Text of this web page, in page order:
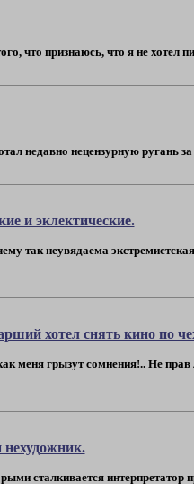
что признаюсь, что я не хотел
недавно нецензурную ругань
и эклектические.
так неувядаема
хотел снять кино по
меня грызут сомнения!.. Не
сталкивается